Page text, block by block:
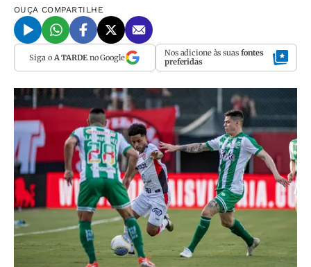
OUÇA COMPARTILHE
Siga o A TARDEno Google Nos adicione às suas fontes
preferidas